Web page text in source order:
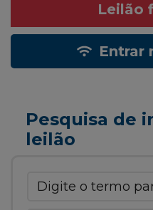
Leilão
Entrar
Pesquisa de
leilão